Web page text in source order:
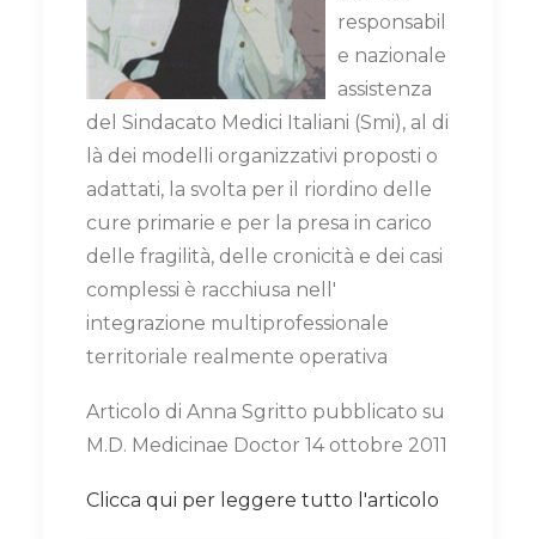
responsabil
e nazionale
assistenza
del Sindacato Medici Italiani (Smi), al di
là dei modelli organizzativi proposti o
adattati, la svolta per il riordino delle
cure primarie e per la presa in carico
delle fragilità, delle cronicità e dei casi
complessi è racchiusa nell'
integrazione multiprofessionale
territoriale realmente operativa
Articolo di Anna Sgritto pubblicato su
M.D. Medicinae Doctor 14 ottobre 2011
Clicca qui per leggere tutto l'articolo